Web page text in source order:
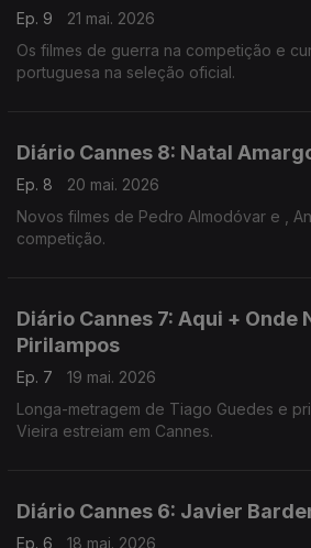
Ep. 9
21 mai. 2026
Os filmes de guerra na competição e
portuguesa na seleção oficial.
Diário Cannes 8: Natal
Ep. 8
20 mai. 2026
Novos filmes de Pedro Almodóvar e ,
competição.
Diário Cannes 7: Aqui + Onde
Pirilampos
Ep. 7
19 mai. 2026
Longa-metragem de Tiago Guedes e
Vieira estreiam em Cannes.
Diário Cannes 6: Javier
Ep. 6
18 mai. 2026